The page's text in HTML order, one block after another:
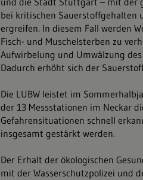
bei kritischen
ergreifen. In diesem Fall werden
Fisch- und Muschelsterben zu
Aufwirbelung und Umwälzung
Dadurch erhöht sich der
Die LUBW leistet im
der 13 Messstationen im Neckar
Gefahrensituationen schnell
insgesamt gestärkt werden.
Der Erhalt der ökologischen
mit der Wasserschutzpolizei und